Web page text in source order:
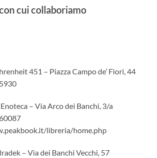
cui collaboriamo
451 – Piazza Campo de’ Fiori, 44
– Via Arco dei Banchi, 3/a
libreria/home.php
– Via dei Banchi Vecchi, 57